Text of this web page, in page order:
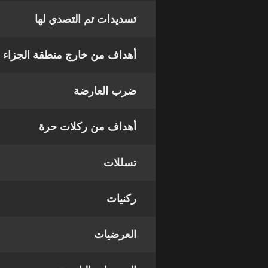
تسديدات تم التصدي لها
أهداف من خارج منطقة الجزاء
ضرب العارضة
أهداف من ركلات حرة
تسللات
ركنيات
العرضيات